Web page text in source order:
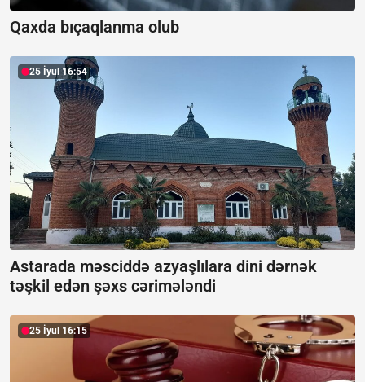
Qaxda bıçaqlanma olub
25 İyul 16:54
Astarada məsciddə azyaşlılara dini dərnək
təşkil edən şəxs cərimələndi
25 İyul 16:15